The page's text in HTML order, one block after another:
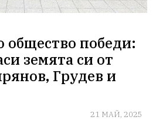
общество победи:
земята си от
Грудев и
21 МАЙ, 2025